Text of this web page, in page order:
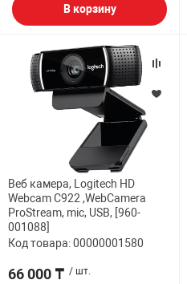
В корзину
Веб камера, Logitech HD
Webcam C922 ,WebCamera
ProStream, mic, USB, [960-
001088]
Код товара: 00000001580
66 000 ₸ / шт.